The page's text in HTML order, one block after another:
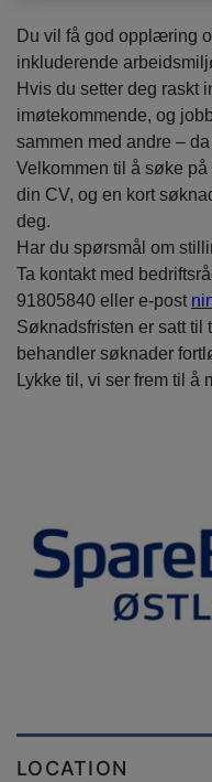
Du vil få god opplæring
inkluderende
Hvis du setter deg raskt
imøtekommende, og
sammen med andre –
Velkommen til å søke
din CV, og en kort
deg.
Har du spørsmål om
Ta kontakt med
91805840 eller e-post
Søknadsfristen er satt til
behandler søknader
Lykke til, vi ser frem til å
LOCATION